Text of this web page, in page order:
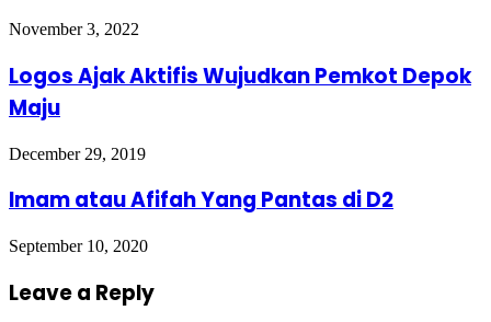
November 3, 2022
Logos Ajak Aktifis Wujudkan Pemkot Depok
Maju
December 29, 2019
Imam atau Afifah Yang Pantas di D2
September 10, 2020
Leave a Reply